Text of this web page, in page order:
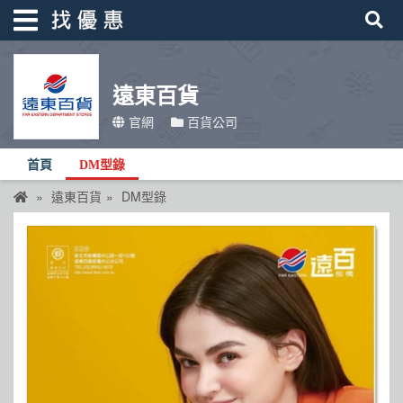
遠東百貨
官網 百貨公司
首頁 DM型錄
遠東百貨 DM型錄
找優惠
優惠活動
折價卷
線上DM
找菜單